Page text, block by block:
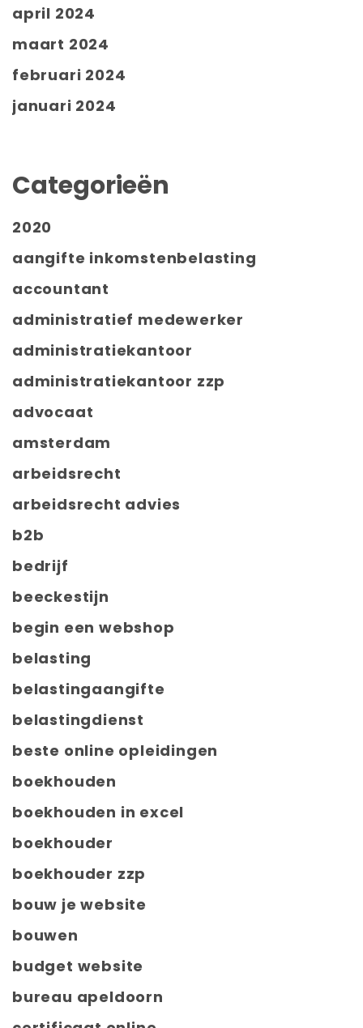
april 2024
maart 2024
februari 2024
januari 2024
Categorieën
2020
aangifte inkomstenbelasting
accountant
administratief medewerker
administratiekantoor
administratiekantoor zzp
advocaat
amsterdam
arbeidsrecht
arbeidsrecht advies
b2b
bedrijf
beeckestijn
begin een webshop
belasting
belastingaangifte
belastingdienst
beste online opleidingen
boekhouden
boekhouden in excel
boekhouder
boekhouder zzp
bouw je website
bouwen
budget website
bureau apeldoorn